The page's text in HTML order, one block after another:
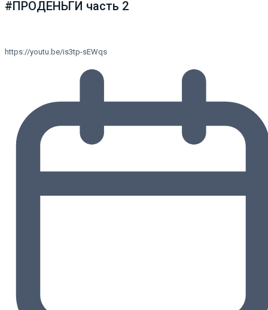
#ПРОДЕНЬГИ часть 2
https://youtu.be/is3tp-sEWqs